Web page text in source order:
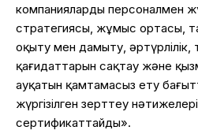
компанияларды персоналмен
стратегиясы, жұмыс ортасы,
оқыту мен дамыту, әртүрлілік,
қағидаттарын сақтау және
ауқатын қамтамасыз ету
жүргізілген зерттеу нәтижелері
сертификаттайды».